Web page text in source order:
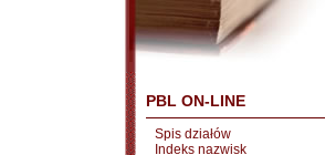
PBL ON-LINE
Spis działów
Indeks nazwisk